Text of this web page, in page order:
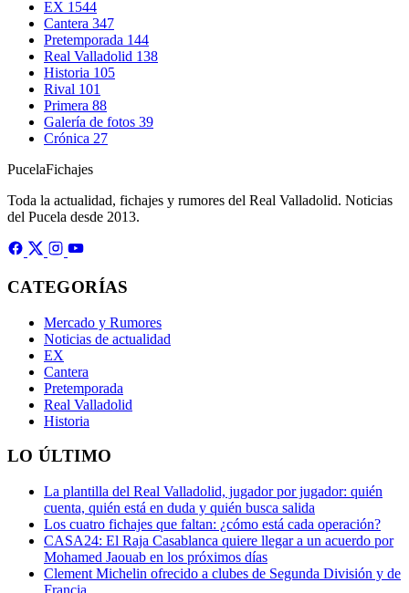
EX 1544
Cantera 347
Pretemporada 144
Real Valladolid 138
Historia 105
Rival 101
Primera 88
Galería de fotos 39
Crónica 27
PucelaFichajes
Toda la actualidad, fichajes y rumores del Real Valladolid. Noticias
del Pucela desde 2013.
CATEGORÍAS
Mercado y Rumores
Noticias de actualidad
EX
Cantera
Pretemporada
Real Valladolid
Historia
LO ÚLTIMO
La plantilla del Real Valladolid, jugador por jugador: quién
cuenta, quién está en duda y quién busca salida
Los cuatro fichajes que faltan: ¿cómo está cada operación?
CASA24: El Raja Casablanca quiere llegar a un acuerdo por
Mohamed Jaouab en los próximos días
Clement Michelin ofrecido a clubes de Segunda División y de
Francia